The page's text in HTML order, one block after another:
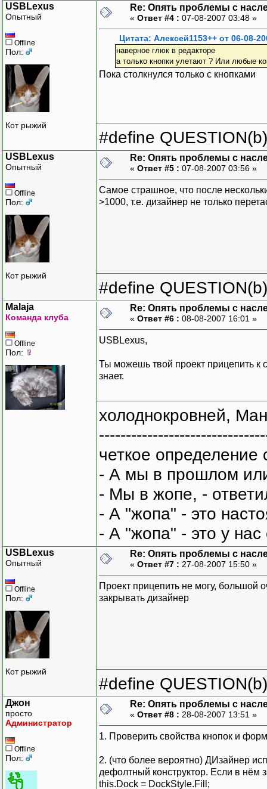
USBLexus
Опытный
Offline
Пол:
Кот рыжий
Re: Опять проблемы с
« Ответ #4 : 07-08-2007 03:48 »
Цитата: Алексей1153++ от 06-08-
наверное глюк в редакторе
а только кнопки улетают ? Или любые
Пока столкнулся только с кнопками
#define
USBLexus
Опытный
Offline
Пол:
Кот рыжий
Re: Опять проблемы с
« Ответ #5 : 07-08-2007 03:56 »
Самое страшное, что после
>1000, т.е. дизайнер не только
#define
Malaja
Команда клуба
Offline
Пол:
Re: Опять проблемы с
« Ответ #6 : 08-08-2007 16:01 »
USBLexus,
Ты можешь твой проект прицепить к
знает.
холоднокровней,
четкое
- А мы в прошлом
- Мы в жопе, -
- А "жопа" - это
- А "жопа" - это у
USBLexus
Опытный
Offline
Пол:
Кот рыжий
Re: Опять проблемы с
« Ответ #7 : 27-08-2007 15:50 »
Проект прицепить не могу, большой
закрывать дизайнер
#define
Джон
просто
Администратор
Offline
Пол:
Re: Опять проблемы с
« Ответ #8 : 28-08-2007 13:51 »
1. Проверить свойства кнопок и
2. (что более вероятно) ДИзайнер
дефолтный конструктор. Если в нём
this.Dock = DockStyle.Fill;